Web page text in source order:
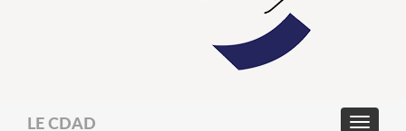
LE CDAD